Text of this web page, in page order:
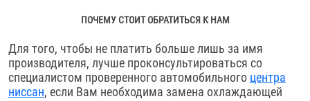
ПОЧЕМУ СТОИТ ОБРАТИТЬСЯ К НАМ
Для того, чтобы не платить больше лишь за имя
производителя, лучше проконсультироваться со
специалистом проверенного автомобильного центра
ниссан, если Вам необходима замена охлаждающей